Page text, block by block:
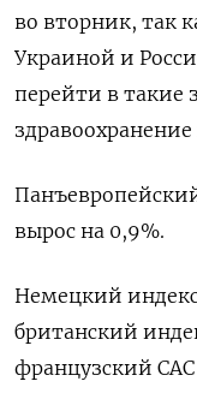
во вторник, так
Украиной и
перейти в такие
вырос на 0,9%.
Немецкий индекс
британский
французский